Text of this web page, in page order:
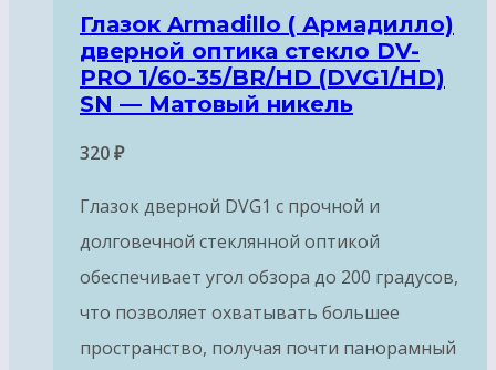
Глазок Armadillo ( Армадилло)
дверной оптика стекло DV-
PRO 1/60-35/BR/HD (DVG1/HD)
SN — Матовый никель
320₽
Глазок дверной DVG1 с прочной и
долговечной стеклянной оптикой
обеспечивает угол обзора до 200 градусов,
что позволяет охватывать большее
пространство, получая почти панорамный